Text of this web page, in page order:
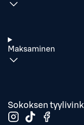
Maksaminen
Sokoksen